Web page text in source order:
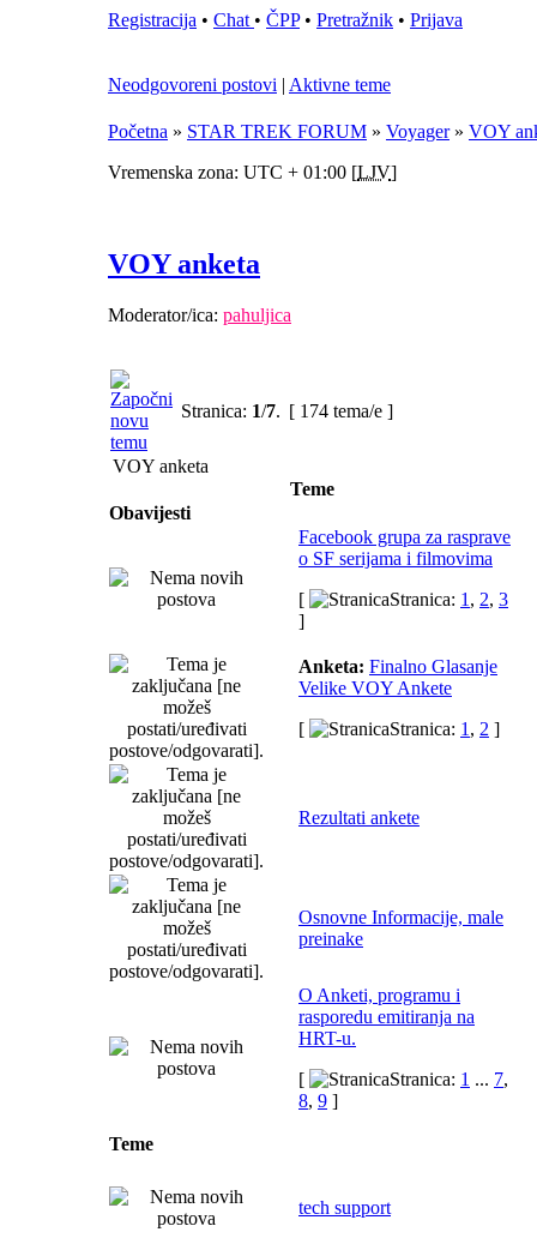
Registracija • Chat • ČPP• Pretražnik • Prijava
Neodgovoreni postovi | Aktivne teme
Početna » STAR TREK FORUM » Voyager» VOY
Vremenska zona: UTC + 01:00 [LJV]
VOY anketa
Moderator/ica: pahuljica
Stranica: 1/7. [ 174 tema/e ]
VOY anketa
Teme
Obavijesti
Facebook grupa za rasprave
o SF serijama i filmovima
[
Stranica: 1 , 2, 3
]
Anketa: Finalno Glasanje
Velike VOY Ankete
[
Stranica: 1 , 2 ]
Rezultati ankete
Osnovne Informacije, male
preinake
O Anketi, programu i
rasporedu emitiranja na
HRT-u.
[
Stranica: 1 ... 7,
8, 9 ]
Teme
tech support